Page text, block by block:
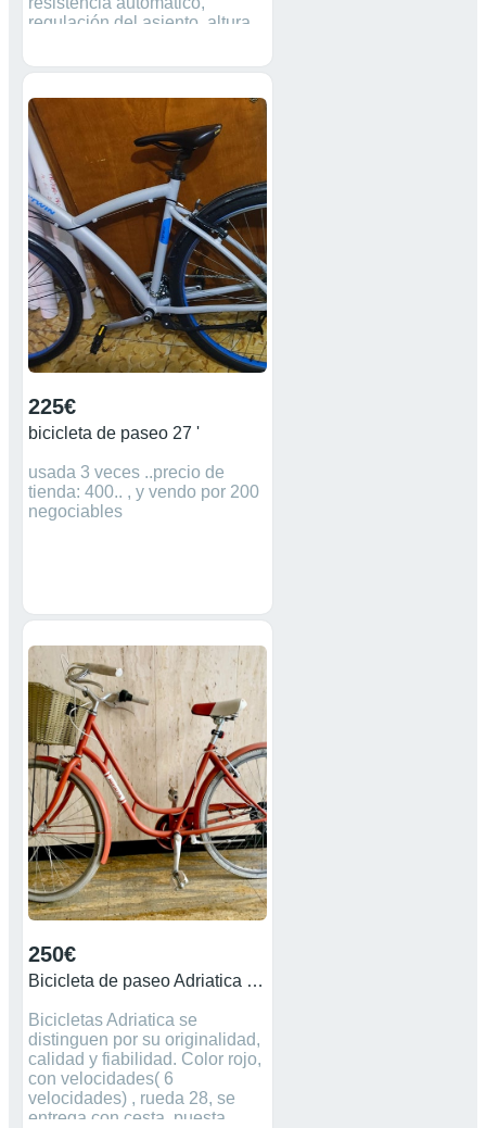
regulación del asiento, altura,
lector de frecuencia cardíaca,
225€
bicicleta de paseo 27 '
usada 3 veces ..precio de
tienda: 400.. , y vendo por 200
negociables
250€
Bicicleta de paseo Adriatica Pesaro
Bicicletas Adriatica se
distinguen por su originalidad,
calidad y fiabilidad. Color rojo,
con velocidades( 6
velocidades) , rueda 28, se
entrega con cesta, puesta